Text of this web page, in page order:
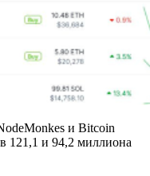
и Bitcoin
121,1 и 94,2 миллиона